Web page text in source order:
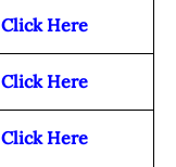
Click Here
Click Here
Click Here